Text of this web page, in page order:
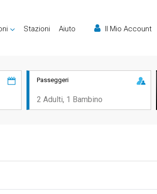
Stazioni Aiuto Il Mio Account
Passeggeri